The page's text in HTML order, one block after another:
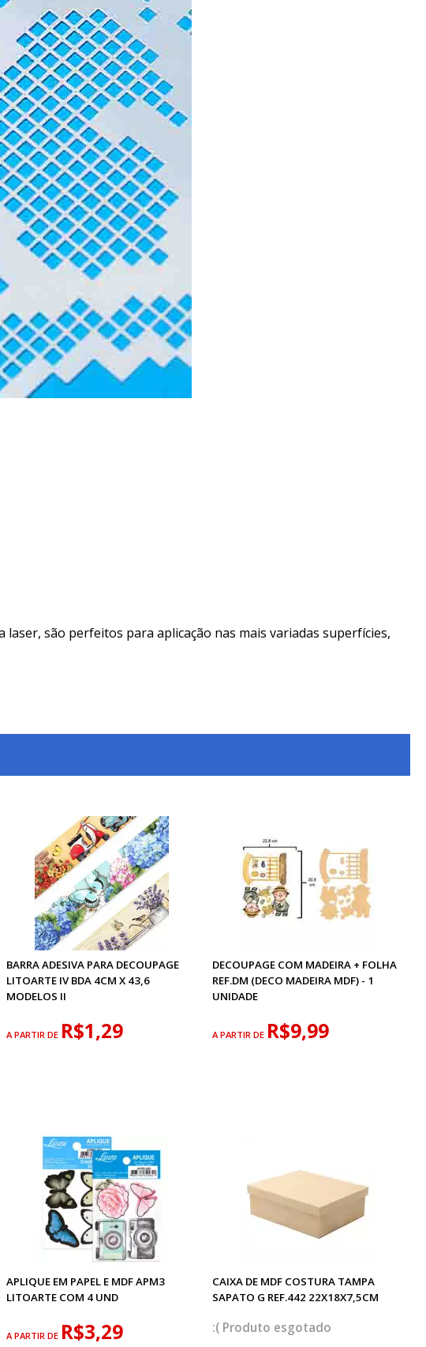
são perfeitos para aplicação nas mais variadas superfícies,
BARRA ADESIVA PARA DECOUPAGE
LITOARTE IV BDA 4CM X 43,6
MODELOS II
A PARTIR DE R$1,29
DECOUPAGE COM MADEIRA + FOLHA
REF.DM (DECO MADEIRA MDF) - 1
UNIDADE
A PARTIR DE R$9,99
APLIQUE EM PAPEL E MDF APM3
LITOARTE COM 4 UND
A PARTIR DE R$3,29
CAIXA DE MDF COSTURA TAMPA
SAPATO G REF.442 22X18X7,5CM
esgotado